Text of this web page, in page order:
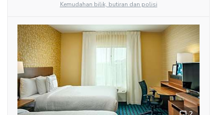
Kemudahan bilik, butiran dan polisi